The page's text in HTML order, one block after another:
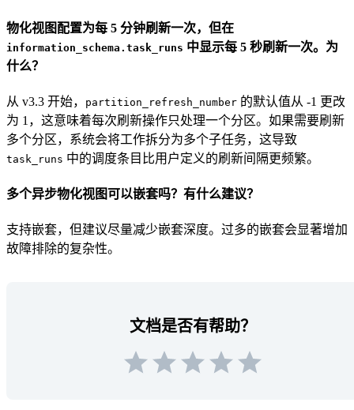
物化视图配置为每 5 分钟刷新一次，但在
information_schema.task_runs 中显示每 5 秒刷新一次。为
什么？
从 v3.3 开始， partition_refresh_number 的默认值从 -1 更改
为 1，这意味着每次刷新操作只处理一个分区。如果需要刷新
多个分区，系统会将工作拆分为多个子任务，这导致
task_runs 中的调度条目比用户定义的刷新间隔更频繁。
多个异步物化视图可以嵌套吗？有什么建议？
支持嵌套，但建议尽量减少嵌套深度。过多的嵌套会显著增加
故障排除的复杂性。
文档是否有帮助？